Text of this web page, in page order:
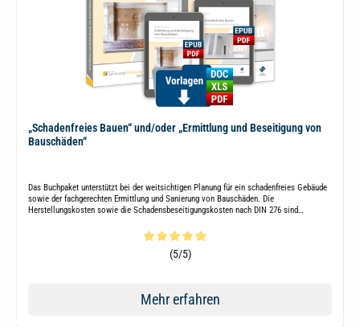
„Schadenfreies Bauen“ und/oder „Ermittlung und Beseitigung von
Bauschäden“
Das Buchpaket unterstützt bei der weitsichtigen Planung für ein schadenfreies Gebäude
sowie der fachgerechten Ermittlung und Sanierung von Bauschäden. Die
Herstellungskosten sowie die Schadensbeseitigungskosten nach DIN 276 sind
Durchschnittliche Bewertung von 5 von 5 Sternen
(5/5)
Mehr erfahren